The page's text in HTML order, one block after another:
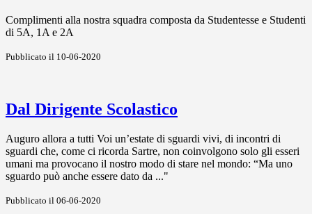
Complimenti alla nostra squadra composta da Studentesse e Studenti
di 5A, 1A e 2A
Pubblicato il 10-06-2020
Dal Dirigente Scolastico
Auguro allora a tutti Voi un’estate di sguardi vivi, di incontri di
sguardi che, come ci ricorda Sartre, non coinvolgono solo gli esseri
umani ma provocano il nostro modo di stare nel mondo: “Ma uno
sguardo può anche essere dato da ..."
Pubblicato il 06-06-2020